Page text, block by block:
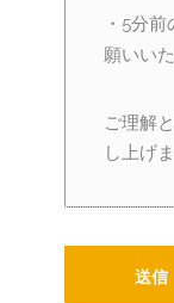
・5分
願いい
ご理解
し上げま